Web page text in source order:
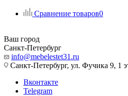
Сравнение товаров0
Ваш город
Санкт-Петербург
info@mebelestet31.ru
Санкт-Петербург, ул. Фучика 9, 1
Вконтакте
Telegram